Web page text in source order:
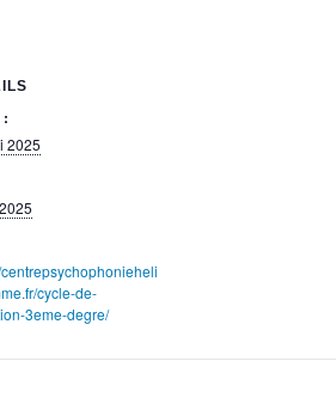
:
2025
cycle-de-
3eme-degre/